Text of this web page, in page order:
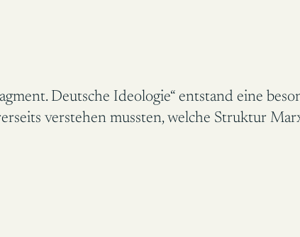
Deutsche Ideologie“ entstand eine
verstehen mussten, welche Struktur